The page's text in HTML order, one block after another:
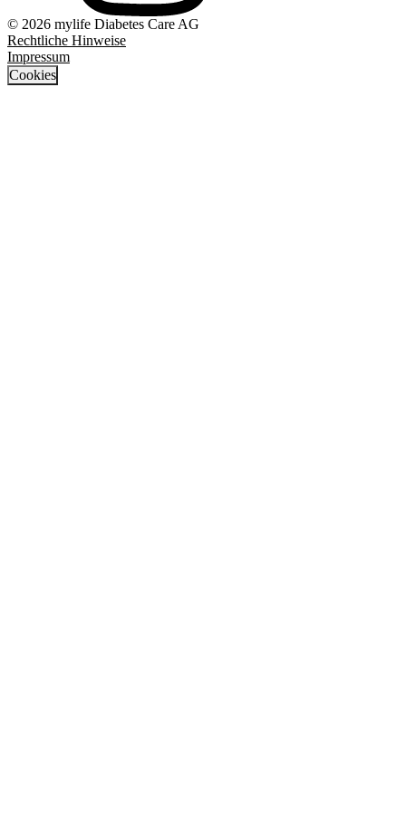
© 2026 mylife Diabetes Care AG
Rechtliche Hinweise
Impressum
Cookies